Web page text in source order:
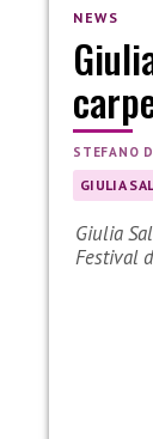
NEWS
STEFANO
GIULIA
Giulia
Festival